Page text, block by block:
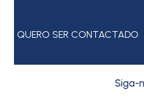
QUERO SER CONTACTADO
Siga-